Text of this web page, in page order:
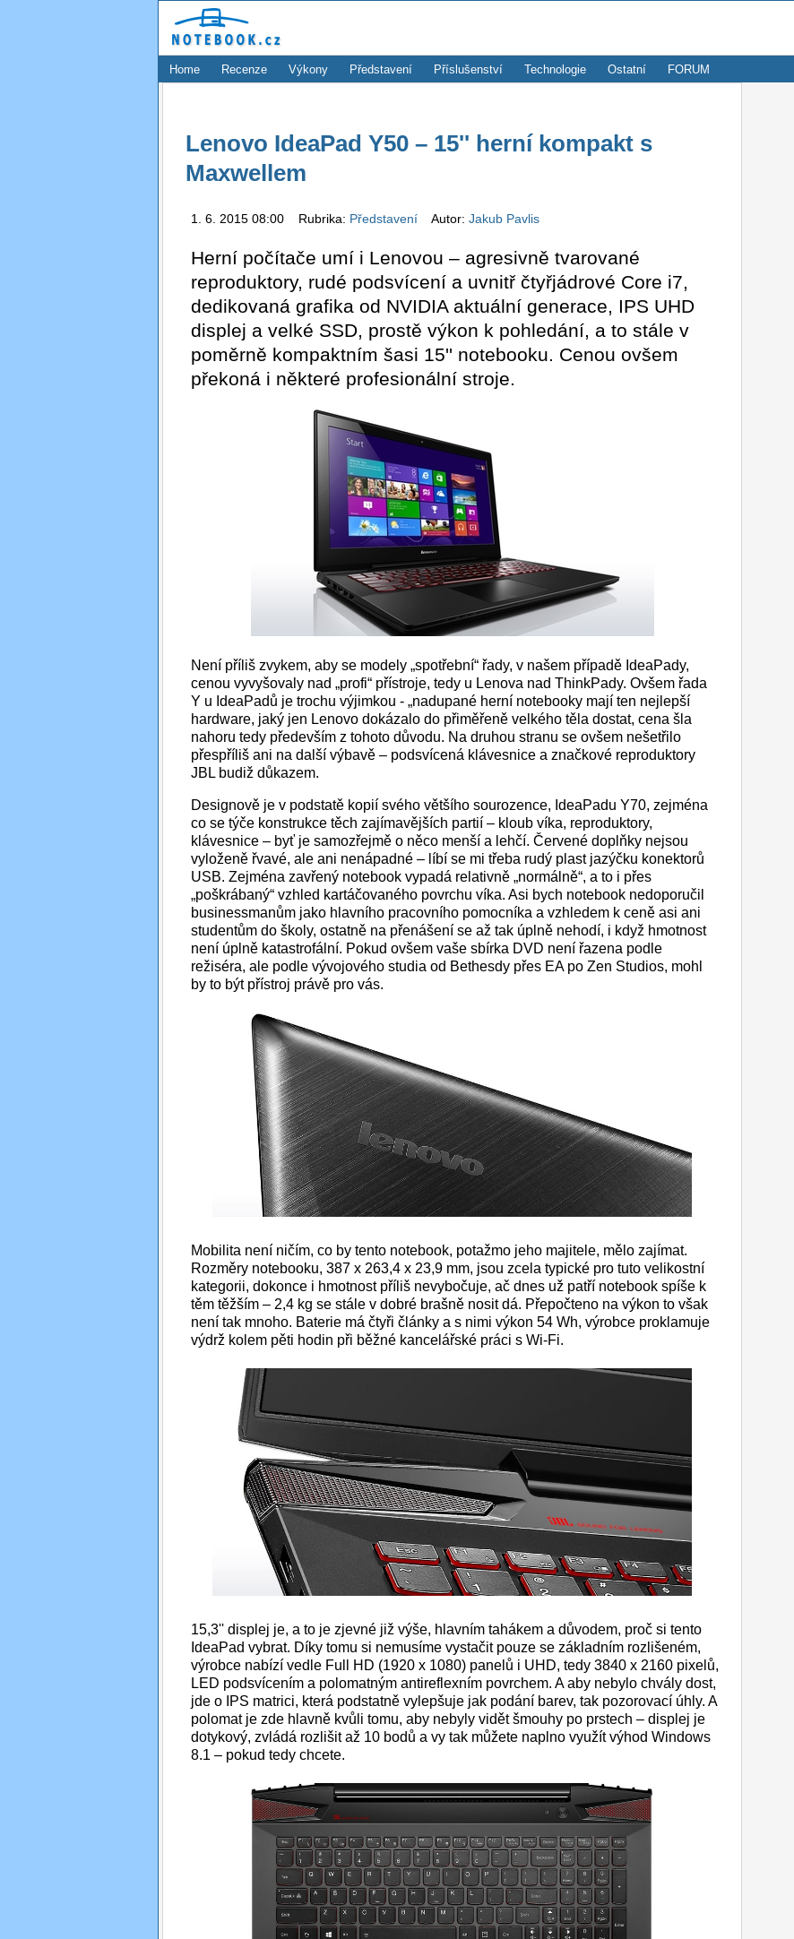
Home Recenze Výkony Představení Příslušenství Technologie Ostatní FORUM
Lenovo IdeaPad Y50 – 15'' herní kompakt s
Maxwellem
1. 6. 2015 08:00 Rubrika: Představení Autor: Jakub Pavlis
Herní počítače umí i Lenovou – agresivně tvarované
reproduktory, rudé podsvícení a uvnitř čtyřjádrové Core i7,
dedikovaná grafika od NVIDIA aktuální generace, IPS UHD
displej a velké SSD, prostě výkon k pohledání, a to stále v
poměrně kompaktním šasi 15'' notebooku. Cenou ovšem
překoná i některé profesionální stroje.
Není příliš zvykem, aby se modely „spotřební“ řady, v našem případě IdeaPady,
cenou vyvyšovaly nad „profi“ přístroje, tedy u Lenova nad ThinkPady. Ovšem řada
Y u IdeaPadů je trochu výjimkou - „nadupané herní notebooky mají ten nejlepší
hardware, jaký jen Lenovo dokázalo do přiměřeně velkého těla dostat, cena šla
nahoru tedy především z tohoto důvodu. Na druhou stranu se ovšem nešetřilo
přespříliš ani na další výbavě – podsvícená klávesnice a značkové reproduktory
JBL budiž důkazem.
Designově je v podstatě kopií svého většího sourozence, IdeaPadu Y70, zejména
co se týče konstrukce těch zajímavějších partií – kloub víka, reproduktory,
klávesnice – byť je samozřejmě o něco menší a lehčí. Červené doplňky nejsou
vyloženě řvavé, ale ani nenápadné – líbí se mi třeba rudý plast jazýčku konektorů
USB. Zejména zavřený notebook vypadá relativně „normálně“, a to i přes
„poškrábaný“ vzhled kartáčovaného povrchu víka. Asi bych notebook nedoporučil
businessmanům jako hlavního pracovního pomocníka a vzhledem k ceně asi ani
studentům do školy, ostatně na přenášení se až tak úplně nehodí, i když hmotnost
není úplně katastrofální. Pokud ovšem vaše sbírka DVD není řazena podle
režiséra, ale podle vývojového studia od Bethesdy přes EA po Zen Studios, mohl
by to být přístroj právě pro vás.
Mobilita není ničím, co by tento notebook, potažmo jeho majitele, mělo zajímat.
Rozměry notebooku, 387 x 263,4 x 23,9 mm, jsou zcela typické pro tuto velikostní
kategorii, dokonce i hmotnost příliš nevybočuje, ač dnes už patří notebook spíše k
těm těžším – 2,4 kg se stále v dobré brašně nosit dá. Přepočteno na výkon to však
není tak mnoho. Baterie má čtyři články a s nimi výkon 54 Wh, výrobce proklamuje
výdrž kolem pěti hodin při běžné kancelářské práci s Wi-Fi.
15,3'' displej je, a to je zjevné již výše, hlavním tahákem a důvodem, proč si tento
IdeaPad vybrat. Díky tomu si nemusíme vystačit pouze se základním rozlišeném,
výrobce nabízí vedle Full HD (1920 x 1080) panelů i UHD, tedy 3840 x 2160 pixelů,
LED podsvícením a polomatným antireflexním povrchem. A aby nebylo chvály dost,
jde o IPS matrici, která podstatně vylepšuje jak podání barev, tak pozorovací úhly. A
polomat je zde hlavně kvůli tomu, aby nebyly vidět šmouhy po prstech – displej je
dotykový, zvládá rozlišit až 10 bodů a vy tak můžete naplno využít výhod Windows
8.1 – pokud tedy chcete.